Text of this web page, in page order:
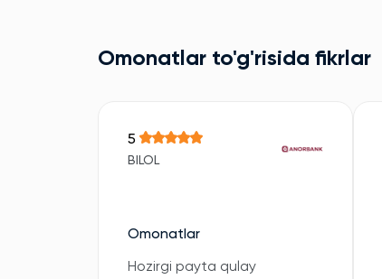
Omonatlar to'g'risida fikrlar
5
BILOL
Omonatlar
Hozirgi payta qulay